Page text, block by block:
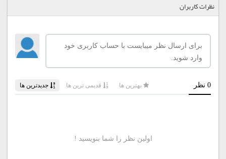
نظرات کاربران